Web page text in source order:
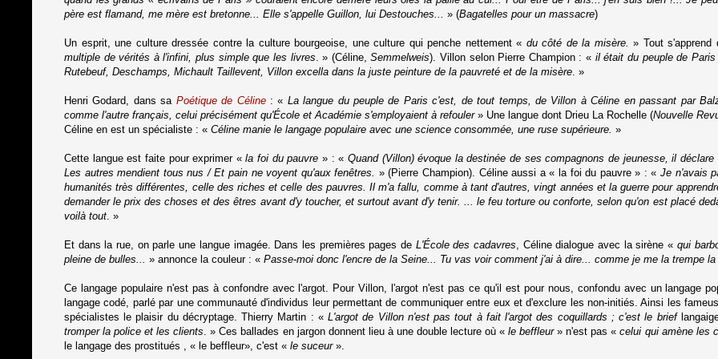
père est flamand, me mère est bretonne... Elle s'appelle Guillon, lui Destouches... » (Bagatelles pour un massacre)
Un esprit, une culture dressée contre la culture bourgeoise, une culture qui penche nettement « du côté de la misère.» Tout
multiple de vérités à l'infini, plus simple que les livres . » (Céline,Semmelweis). Villon selon Pierre Champion : « il était du peuple de
Rutebeuf, Deschamps, Michault Taillevent, Villon excella dans la juste peinture de la pauvreté et de la misère . »
Henri Godard, dans sa Poétique de Céline: « La langue du peuple de Paris c'est, de tout temps, de Villon à Céline en passant par
comme l'autre français, celui précisément qu'École et Académie s'employaient à refouler » Une langue dont Drieu La Rochelle (Nouvelle
Céline en est un spécialiste : « Céline manie le langage populaire avec une science consommée, une ruse supérieure. »
Cette langue est faite pour exprimer «la foi du pauvre » : « Quand (Villon) évoque la destinée de ses compagnons de jeunesse, il
Les autres mendient tous nus / Et pain ne voyent qu'aux fenêtres.
» (Pierre Champion). Céline aussi a « la foi du pauvre » : « Je n'avais
humanités très différentes, celle des riches et celle des pauvres. Il m'a fallu, comme à tant d'autres, vingt années et la guerre pour
demander le prix des choses et des êtres avant d'y toucher, et surtout avant d'y tenir. ... le feu torture ou conforte, selon qu'on est placé
voilà tout . »
Et dans la rue, on parle une langue imagée. Dans les premières pages de L'École des cadavres , Céline dialogue avec la sirène « qui
pleine de bulles...
» annonce la couleur : « Passe-moi donc l'encre de la Seine... Tu vas voir comment j'ai à dire... comme je me la trempe
Ce langage populaire n'est pas à confondre avec l'argot. Pour Villon, l'argot n'est pas ce qu'il est pour nous, confondu avec un langage
langage codé, parlé par une communauté d'individus leur permettant de communiquer entre eux et d'exclure les non-initiés. Ainsi les
spécialistes le plaisir du décryptage. Thierry Martin : «L'argot de Villon n'est pas tout à fait l'argot des coquillards ; c'est le brief
tromper la police et les clients . » Ces ballades en jargon donnent lieu à une double lecture où «le beffleur» n'est pas «celui qui amène les
le langage des prostitués , « le beffleur», c'est « le suceur».